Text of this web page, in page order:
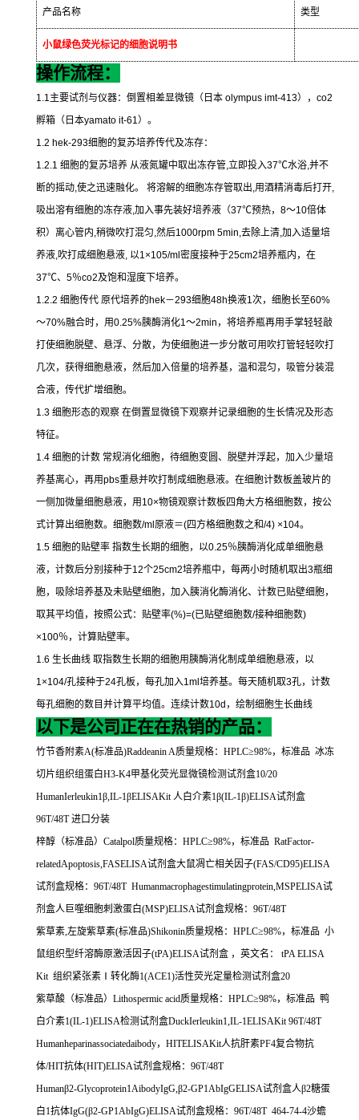
产品名称 类型
小鼠绿色荧光标记的细胞说明书
操作流程：
1.1主要试剂与仪器：倒置相差显微镜（日本 olympus imt-413）， co2
孵箱（日本yamato it-61）。
1.2 hek-293细胞的复苏培养传代及冻存：
1.2.1 细胞的复苏培养 从液氮罐中取出冻存管,立即投入37℃水浴,并不
断的摇动,使之迅速融化。 将溶解的细胞冻存管取出,用酒精消毒后打开,
吸出溶有细胞的冻存液,加入事先装好培养液（37℃预热， 8～10倍体
积）离心管内,稍微吹打混匀,然后1000rpm 5min,去除上清,加入适量培
养液,吹打成细胞悬液, 以1×105/ml 密度接种于25cm2培养瓶内，在
37℃、 5％co2及饱和湿度下培养。
1.2.2 细胞传代 原代培养的hek－293细胞48h换液1次，细胞长至60%
～70%融合时，用0.25%胰酶消化1～2min ，将培养瓶再用手掌轻轻敲
打使细胞脱壁、悬浮、分散，为使细胞进一步分散可用吹打管轻轻吹打
几次，获得细胞悬液，然后加入倍量的培养基，温和混匀，吸管分装混
合液，传代扩增细胞。
1.3 细胞形态的观察 在倒置显微镜下观察并记录细胞的生长情况及形态
特征。
1.4 细胞的计数 常规消化细胞，待细胞变圆、脱壁并浮起，加入少量培
养基离心，再用pbs重悬并吹打制成细胞悬液。在细胞计数板盖玻片的
一侧加微量细胞悬液，用 10×物镜观察计数板四角大方格细胞数，按公
式计算出细胞数。细胞数/ml 原液＝(四方格细胞数之和/4) ×104。
1.5 细胞的贴壁率 指数生长期的细胞，以0.25％胰酶消化成单细胞悬
液，计数后分别接种于12个25cm2培养瓶中，每两小时随机取出3瓶细
胞，吸除培养基及未贴壁细胞，加入胰消化酶消化、计数已贴壁细胞，
取其平均值，按照公式：贴壁率(%)=(已贴壁细胞数/接种细胞数)
×100％，计算贴壁率。
1.6 生长曲线 取指数生长期的细胞用胰酶消化制成单细胞悬液，以
1×104/孔接种于24孔板，每孔加入1ml 培养基。每天随机取3孔，计数
每孔细胞的数目并计算平均值。连续计数10d ，绘制细胞生长曲线
以下是公司正在在热销的产品：
竹节香附素A(标准品)Raddeanin A质量规格： HPLC≥98%，标准品 冰冻
切片组织组蛋白H3-K4甲基化荧光显微镜检测试剂盒10/20
HumanIerleukin1β,IL-1βELISAKit人白介素1β(IL-1β)ELISA试剂盒
96T/48T进口分装
梓醇（标准品） Catalpol质量规格： HPLC≥98%，标准品 RatFactor-
relatedApoptosis,FASELISA试剂盒大鼠凋亡相关因子(FAS/CD95)ELISA
试剂盒规格： 96T/48T Humanmacrophagestimulatingprotein,MSPELISA试
剂盒人巨噬细胞刺激蛋白(MSP)ELISA试剂盒规格： 96T/48T
紫草素,左旋紫草素(标准品)Shikonin质量规格： HPLC≥98%，标准品 小
鼠组织型纤溶酶原激活因子(tPA)ELISA试剂盒 ，英文名：
tPA ELISA
Kit 组织紧张素Ⅰ转化酶1(ACE1)活性荧光定量检测试剂盒20
紫草酸（标准品） Lithospermic acid质量规格： HPLC≥98%，标准品 鸭
白介素1(IL-1)ELISA检测试剂盒DuckIerleukin1,IL-1ELISAKit 96T/48T
Humanheparinassociatedaibody， HITELISAKit人抗肝素PF4复合物抗
体/HIT抗体(HIT)ELISA试剂盒规格： 96T/48T
Humanβ2-Glycoprotein1AibodyIgG,β2-GP1AbIgGELISA试剂盒人β2糖蛋
白 1抗体IgG(β2-GP1AbIgG)ELISA试剂盒规格： 96T/48T 464-74-4沙蟾